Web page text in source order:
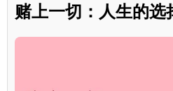
赌上一切：人生的选